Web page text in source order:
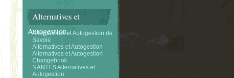
Alternatives et
Autogestion
Alternatifves et Autogestion de
Savoie
Alternatives et Autogestion
Alternatives et Autogestion
Changebook
NANTES Alternatives et
Autogestion